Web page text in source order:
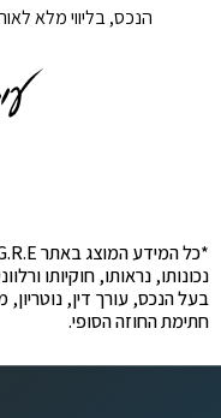
הנכס, בליווי מלא
נכונותו, נראותו, חוקיותו
בעל הנכס, עורך דין,
חתימת החוזה הסופי.